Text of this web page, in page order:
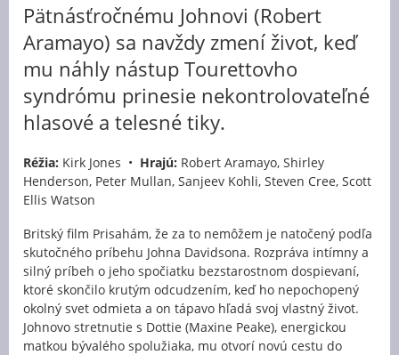
Pätnásťročnému Johnovi (Robert
Aramayo) sa navždy zmení život, keď
mu náhly nástup Tourettovho
syndrómu prinesie nekontrolovateľné
hlasové a telesné tiky.
Réžia: Kirk Jones • Hrajú: Robert Aramayo, Shirley
Henderson, Peter Mullan, Sanjeev Kohli, Steven Cree, Scott
Ellis Watson
Britský film Prisahám, že za to nemôžem je natočený podľa
skutočného príbehu Johna Davidsona. Rozpráva intímny a
silný príbeh o jeho spočiatku bezstarostnom dospievaní,
ktoré skončilo krutým odcudzením, keď ho nepochopený
okolný svet odmieta a on tápavo hľadá svoj vlastný život.
Johnovo stretnutie s Dottie (Maxine Peake), energickou
matkou bývalého spolužiaka, mu otvorí novú cestu do